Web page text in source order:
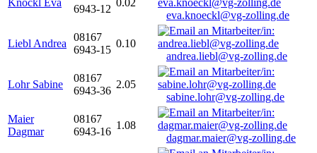
Knöckl Eva
6943-12
0.02
eva.knoeckl@vg-zolling.de
Liebl Andrea
08167
6943-15
0.10
andrea.liebl@vg-zolling.de
Lohr Sabine
08167
6943-36
2.05
sabine.lohr@vg-zolling.de
Maier
Dagmar
08167
6943-16
1.08
dagmar.maier@vg-zolling.de